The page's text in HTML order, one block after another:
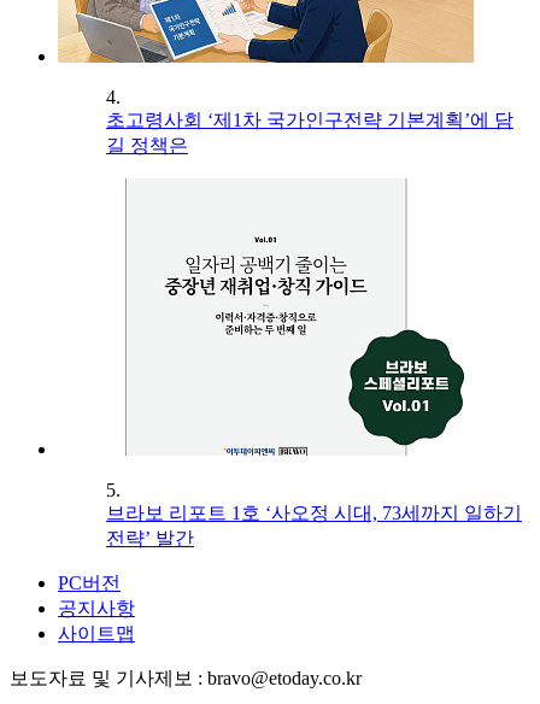
4.
초고령사회 ‘제1차 국가인구전략 기본계획’에 담
길 정책은
5.
브라보 리포트 1호 ‘사오정 시대, 73세까지 일하기
전략’ 발간
PC버전
공지사항
사이트맵
보도자료 및 기사제보 : bravo@etoday.co.kr